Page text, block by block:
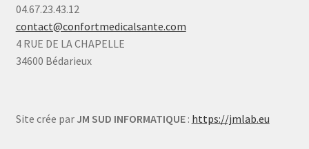
04.67.23.43.12
contact@confortmedicalsante.com
4 RUE DE LA CHAPELLE
34600 Bédarieux
Site crée par JM SUD INFORMATIQUE: https://jmlab.eu